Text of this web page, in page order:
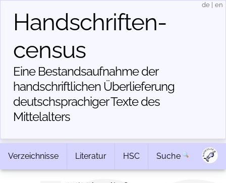
Handschriften­
census
Eine Bestandsaufnahme der
handschriftlichen Über­lieferung
deutschsprachiger Texte des
Mittelalters
de en
Verzeichnisse Literatur HSC Suche